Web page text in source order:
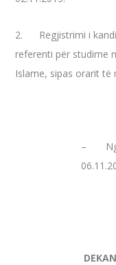
2. Regjistrimi i
referenti për studime
Islame, sipas orarit të
– Nga